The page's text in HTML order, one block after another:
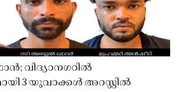
വിദ്യാനഗറിൽ
3 യുവാക്കൾ അറസ്റ്റിൽ